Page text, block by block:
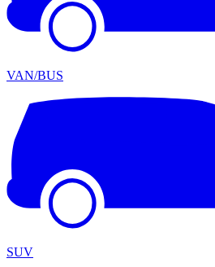
VAN/BUS
SUV